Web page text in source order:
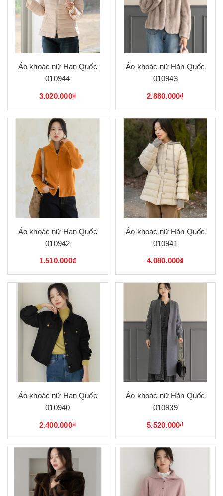
Áo khoác nữ Hàn Quốc
010944
3.020.000₫
Áo khoác nữ Hàn Quốc
010943
2.880.000₫
Áo khoác nữ Hàn Quốc
010942
1.510.000₫
Áo khoác nữ Hàn Quốc
010941
4.080.000₫
Áo khoác nữ Hàn Quốc
010940
2.400.000₫
Áo khoác nữ Hàn Quốc
010939
5.520.000₫